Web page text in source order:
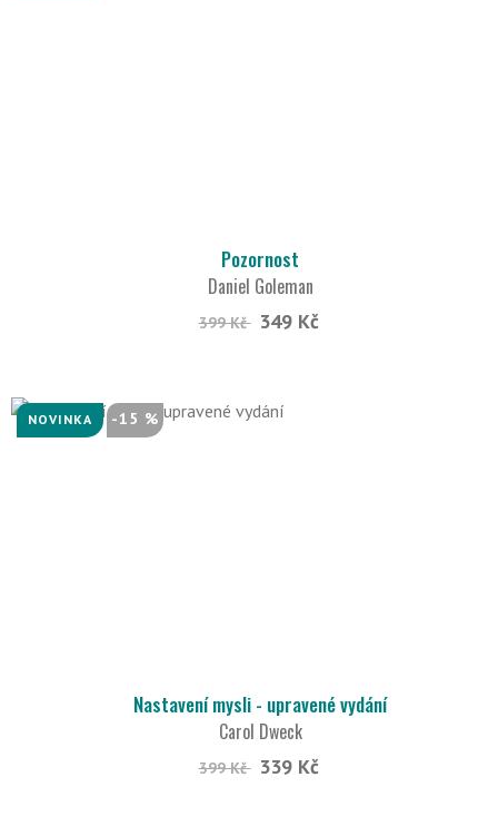
Pozornost
Daniel Goleman
399 Kč 349 Kč
NOVINKA -15 %
Nastavení mysli - upravené vydání
Carol Dweck
399 Kč 339 Kč